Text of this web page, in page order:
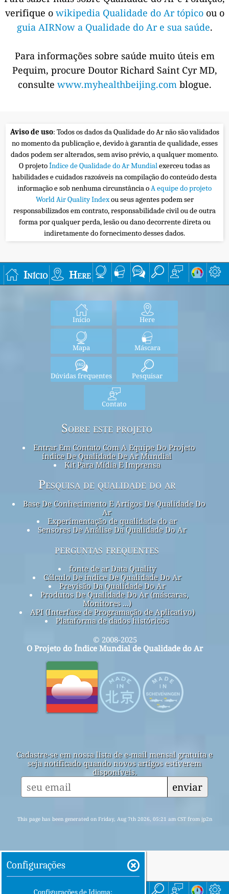
verifique o wikipedia Qualidade do Ar tópico ou o
guia AIRNow a Qualidade do Ar e sua saúde.
Para informações sobre saúde muito úteis em
Pequim, procure Doutor Richard Saint Cyr MD,
consulte www.myhealthbeijing.com blogue.
Aviso de uso: Todos os dados da Qualidade do Ar não são validados
no momento da publicação e, devido à garantia de qualidade, esses
dados podem ser alterados, sem aviso prévio, a qualquer momento.
O projetoÍndice de Qualidade do Ar Mundialexerceu todas as
habilidades e cuidados razoáveis na compilação do conteúdo desta
informação e sob nenhuma circunstância oA equipe do projeto
World Air Quality Indexou seus agentes podem ser
responsabilizados em contrato, responsabilidade civil ou de outra
forma por qualquer perda, lesão ou dano decorrente direta ou
indiretamente do fornecimento desses dados.
Início Here
Início Here
Mapa Máscara
Dúvidas frequentes Pesquisar
Contato
Sobre este projeto
Entrar Em Contato Com A Equipe Do Projeto
índice De Qualidade De Ar Mundial
Kit Para Mídia E Imprensa
Pesquisa de qualidade do ar
Base De Conhecimento E Artigos De Qualidade Do
Ar
Experimentação de qualidade do ar
Sensores De Análise Da Qualidade Do Ar
perguntas frequentes
fonte de ar Data Quality
Cálculo De índice De Qualidade Do Ar
Previsão Da Qualidade Do Ar
Produtos De Qualidade Do Ar (máscaras,
Monitores ...)
API (Interface de Programação de Aplicativo)
Plataforma de dados históricos
© 2008-2025
O Projeto do Índice Mundial de Qualidade do Ar
Cadastre-se em nossa lista de e-mail mensal gratuita e
seja notificado quando novos artigos estiverem
disponíveis.
enviar
This page has been generated on Friday, Aug 7th 2026, 05:21 am CST from jp2n
Configurações